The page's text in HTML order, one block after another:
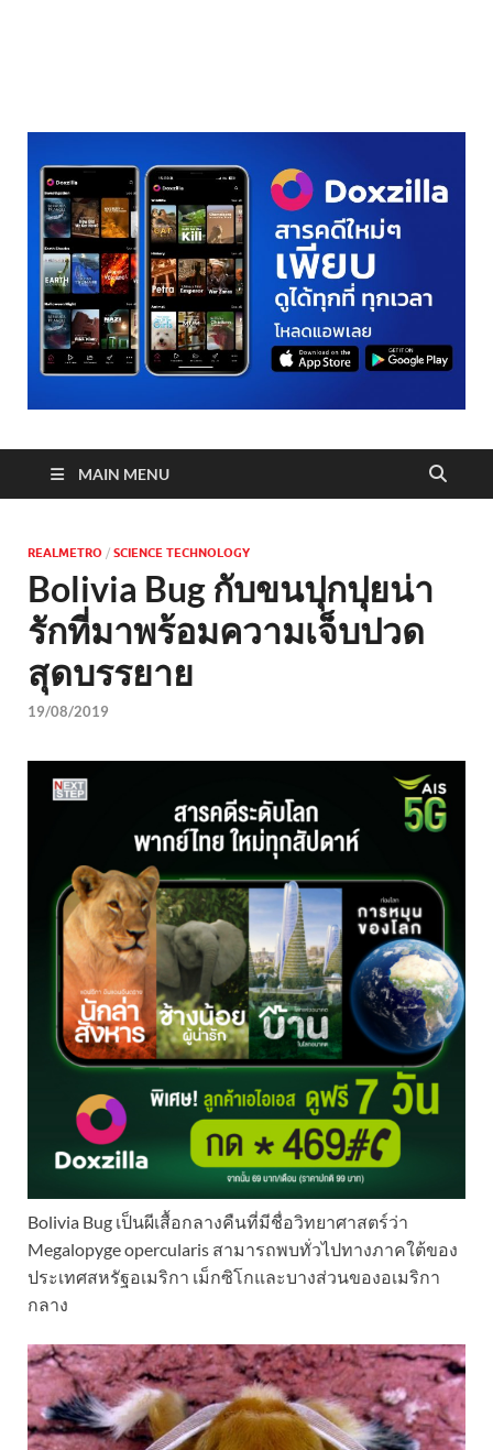
MAIN MENU
REALMETRO / SCIENCE TECHNOLOGY
Bolivia Bug กับขนปุกปุยน่า
รักที่มาพร้อมความเจ็บปวด
สุดบรรยาย
19/08/2019
Bolivia Bug เป็นผีเสื้อกลางคืนที่มีชื่อวิทยาศาสตร์ว่า
Megalopyge opercularis สามารถพบทั่วไปทางภาคใต้ของ
ประเทศสหรัฐอเมริกา เม็กซิโกและบางส่วนของอเมริกา
กลาง